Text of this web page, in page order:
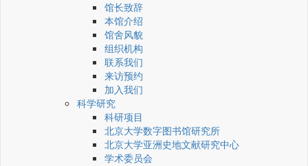
馆长致辞
本馆介绍
馆舍风貌
组织机构
联系我们
来访预约
加入我们
科学研究
科研项目
北京大学数字图书馆研究所
北京大学亚洲史地文献研究中心
学术委员会